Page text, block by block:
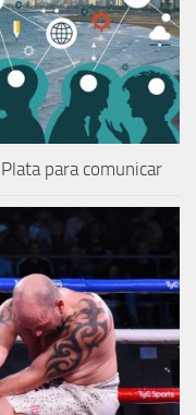
para comunicar